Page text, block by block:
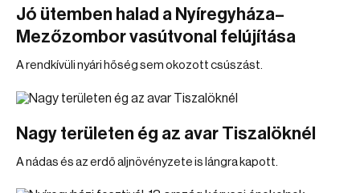
Jó ütemben halad a Nyíregyháza–
Mezőzombor vasútvonal felújítása
A rendkívüli nyári hőség sem okozott csúszást.
Nagy területen ég az avar Tiszalöknél
A nádas és az erdő aljnövényzete is lángra kapott.